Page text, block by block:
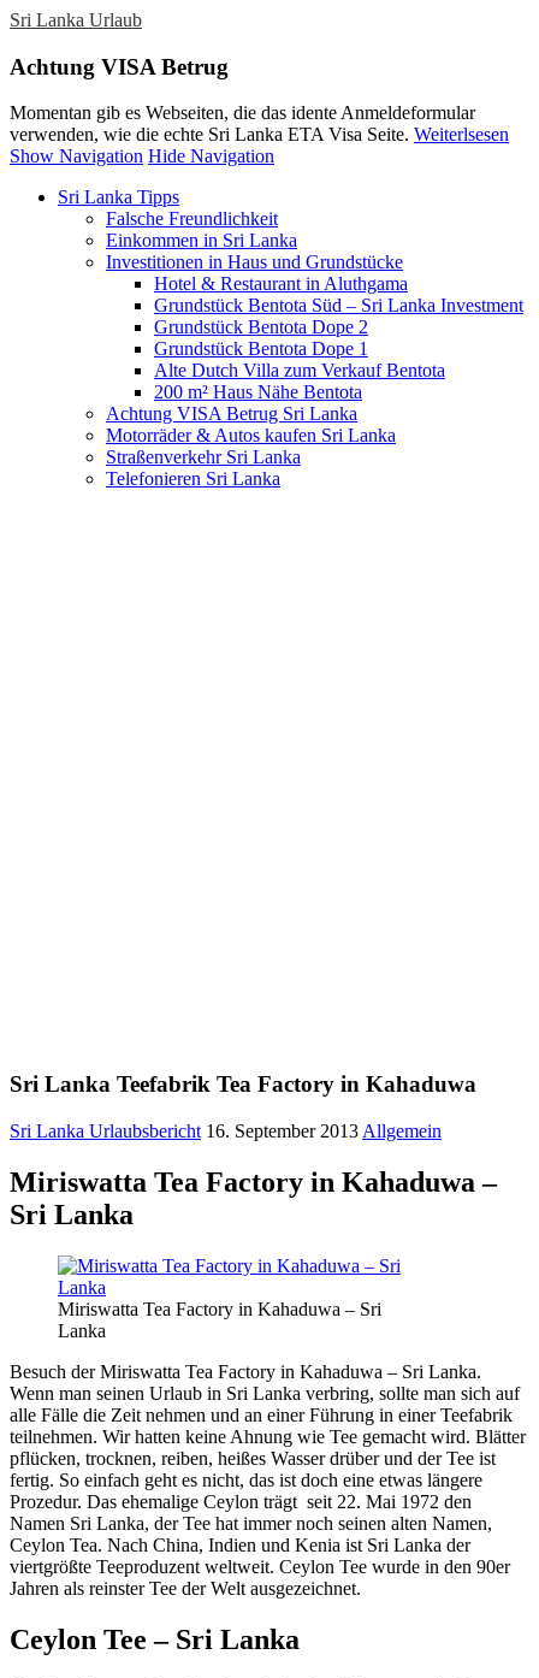
Sri Lanka Urlaub
Achtung VISA Betrug
Momentan gib es Webseiten, die das idente Anmeldeformular
verwenden, wie die echte Sri Lanka ETA Visa Seite. Weiterlsesen
Show Navigation Hide Navigation
Sri Lanka Tipps
Falsche Freundlichkeit
Einkommen in Sri Lanka
Investitionen in Haus und Grundstücke
Hotel & Restaurant in Aluthgama
Grundstück Bentota Süd – Sri Lanka Investment
Grundstück Bentota Dope 2
Grundstück Bentota Dope 1
Alte Dutch Villa zum Verkauf Bentota
200 m² Haus Nähe Bentota
Achtung VISA Betrug Sri Lanka
Motorräder & Autos kaufen Sri Lanka
Straßenverkehr Sri Lanka
Telefonieren Sri Lanka
Sri Lanka Teefabrik Tea Factory in Kahaduwa
Sri Lanka Urlaubsbericht 16. September 2013 Allgemein
Miriswatta Tea Factory in Kahaduwa –
Sri Lanka
Miriswatta Tea Factory in Kahaduwa – Sri
Lanka
Besuch der Miriswatta Tea Factory in Kahaduwa – Sri Lanka.
Wenn man seinen Urlaub in Sri Lanka verbring, sollte man sich auf
alle Fälle die Zeit nehmen und an einer Führung in einer Teefabrik
teilnehmen. Wir hatten keine Ahnung wie Tee gemacht wird. Blätter
pflücken, trocknen, reiben, heißes Wasser drüber und der Tee ist
fertig. So einfach geht es nicht, das ist doch eine etwas längere
Prozedur. Das ehemalige Ceylon trägt seit 22. Mai 1972 den
Namen Sri Lanka, der Tee hat immer noch seinen alten Namen,
Ceylon Tea. Nach China, Indien und Kenia ist Sri Lanka der
viertgrößte Teeproduzent weltweit. Ceylon Tee wurde in den 90er
Jahren als reinster Tee der Welt ausgezeichnet.
Ceylon Tee – Sri Lanka